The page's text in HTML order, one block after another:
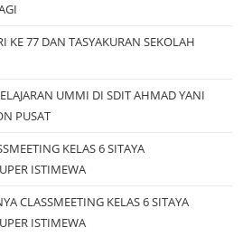
KE 77 DAN TASYAKURAN SEKOLAH
UMMI DI SDIT AHMAD YANI
PUSAT
KELAS 6 SITAYA
ISTIMEWA
CLASSMEETING KELAS 6 SITAYA
ISTIMEWA